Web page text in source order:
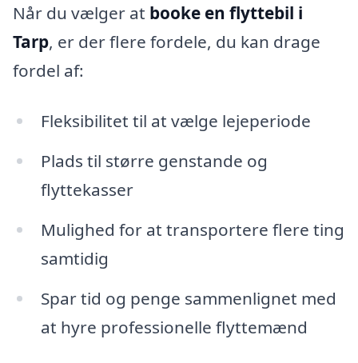
Når du vælger at booke en flyttebil i
Tarp, er der flere fordele, du kan drage
fordel af:
Fleksibilitet til at vælge lejeperiode
Plads til større genstande og
flyttekasser
Mulighed for at transportere flere ting
samtidig
Spar tid og penge sammenlignet med
at hyre professionelle flyttemænd